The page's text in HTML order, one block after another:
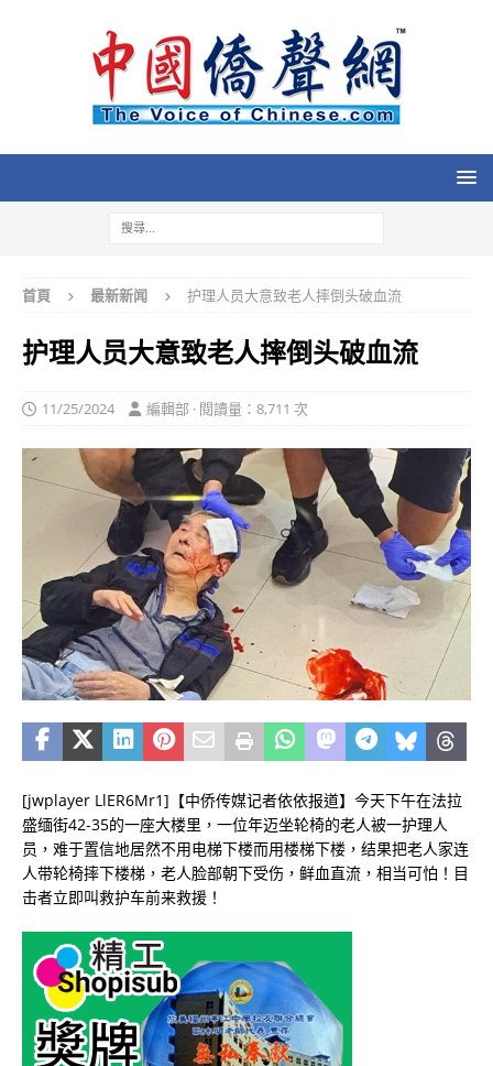
首頁 最新新闻 护理人员大意致老人摔倒头破血流
护理人员大意致老人摔倒头破血流
11/25/2024 編輯部 · 閱讀量：8,711 次
[jwplayer LlER6Mr1]【中侨传媒记者依依报道】今天下午在法拉
盛缅街42-35的一座大楼里，一位年迈坐轮椅的老人被一护理人
员，难于置信地居然不用电梯下楼而用楼梯下楼，结果把老人家连
人带轮椅摔下楼梯，老人脸部朝下受伤，鲜血直流，相当可怕！目
击者立即叫救护车前来救援！